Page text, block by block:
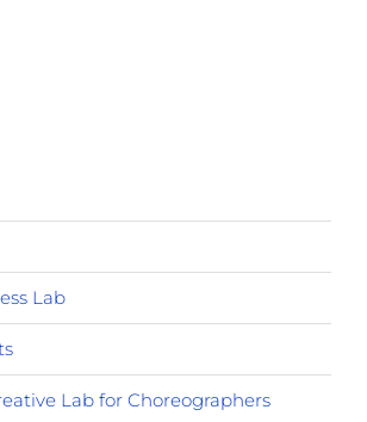
Lab
Lab for Choreographers